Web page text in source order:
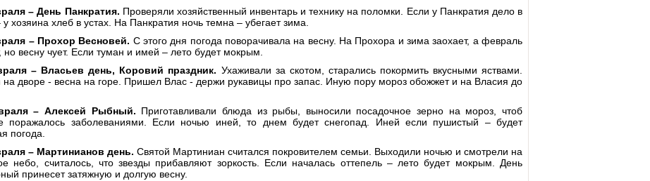
– День Панкратия. Проверяли хозяйственный инвентарь и технику на поломки. Если у Панкратия дело в
у хозяина хлеб в устах. На Панкратия ночь темна – убегает зима.
– Прохор Весновей. С этого дня погода поворачивала на весну. На Прохора и зима заохает, а февраль
но весну чует. Если туман и имей – лето будет мокрым.
– Власьев день, Коровий праздник. Ухаживали за скотом, старались покормить вкусными яствами.
на дворе - весна на горе. Пришел Влас - держи рукавицы про запас. Иную пору мороз обожжет и на Власия до
– Алексей Рыбный. Приготавливали блюда из рыбы, выносили посадочное зерно на мороз, чтоб
поражалось заболеваниями. Если ночью иней, то днем будет снегопад. Иней если пушистый – будет
погода.
– Мартинианов день. Святой Мартиниан считался покровителем семьи. Выходили ночью и смотрели на
небо, считалось, что звезды прибавляют зоркость. Если началась оттепель – лето будет мокрым. День
принесет затяжную и долгую весну.